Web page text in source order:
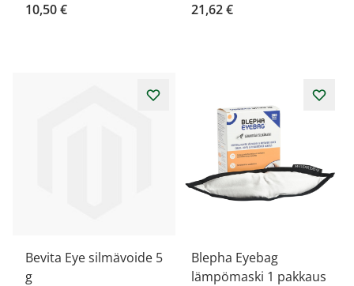
10,50 €
21,62 €
Bevita Eye silmävoide 5
g
Blepha Eyebag
lämpömaski 1 pakkaus